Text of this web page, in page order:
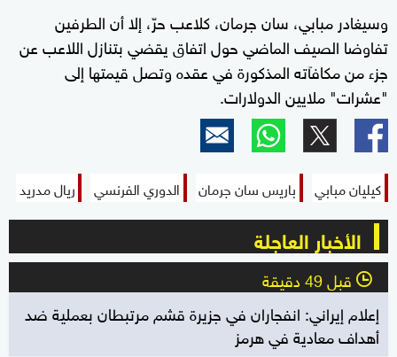
وسيغادر مبابي، سان جرمان، كلاعب حرّ، إلا أن الطرفين
تفاوضا الصيف الماضي حول اتفاق يقضي بتنازل اللاعب عن
جزء من مكافآته المذكورة في عقده وتصل قيمتها إلى
"عشرات" ملايين الدولارات.
كيليان مبابي باريس سان جرمان الدوري الفرنسي ريال مدريد
الأخبار العاجلة
l قبل 49 دقيقة
إعلام إيراني: انفجاران في جزيرة قشم مرتبطان بعملية ضد
أهداف معادية في هرمز